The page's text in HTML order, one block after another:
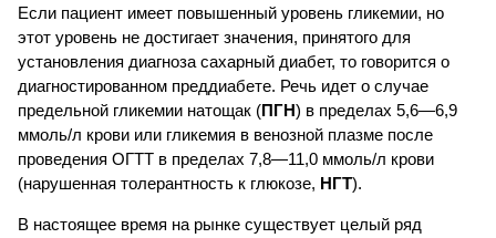
Если пациент имеет повышенный уровень гликемии, но
этот уровень не достигает значения, принятого для
установления диагноза сахарный диабет, то говорится о
диагностированном преддиабете. Речь идет о случае
предельной гликемии натощак (ПГН) в пределах 5,6—6,9
ммоль/л крови или гликемия в венозной плазме после
проведения ОГТТ в пределах 7,8—11,0 ммоль/л крови
(нарушенная толерантность к глюкозе, НГТ).
В настоящее время на рынке существует целый ряд